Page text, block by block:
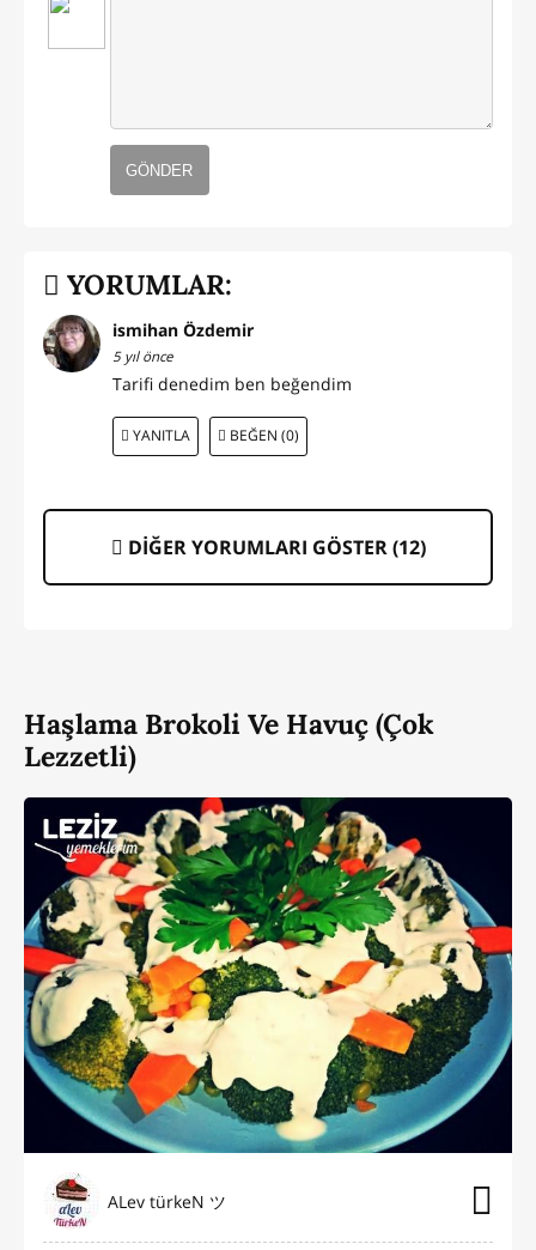
GÖNDER
YORUMLAR:
ismihan Özdemir
5 yıl önce
Tarifi denedim ben beğendim
YANITLA BEĞEN (0)
DİĞER YORUMLARI GÖSTER (12)
Haşlama Brokoli Ve Havuç (Çok
Lezzetli)
ALev türkeN ツ